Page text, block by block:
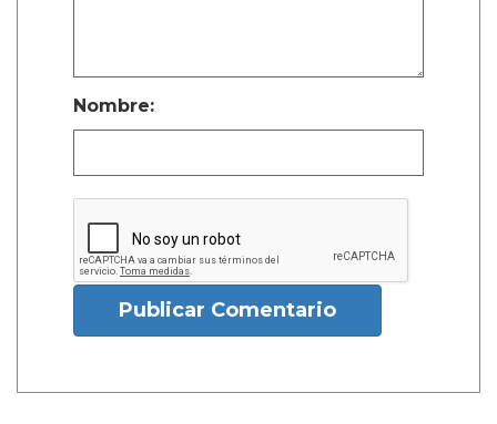
Nombre:
Publicar Comentario